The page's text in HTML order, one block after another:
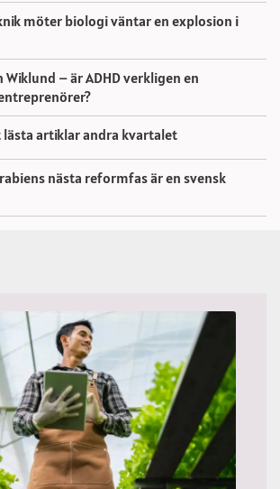
möter biologi väntar en explosion i
Wiklund – är ADHD verkligen en
lästa artiklar andra kvartalet
nästa reformfas är en svensk